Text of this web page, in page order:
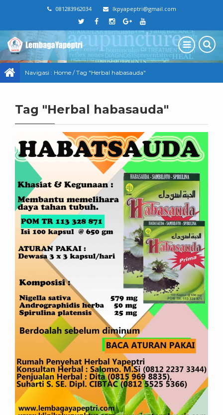
081283962034 lkpyapeptri@gmail.com
Navigasi : Home /Tag "Herbal habasauda"
Tag "Herbal habasauda"